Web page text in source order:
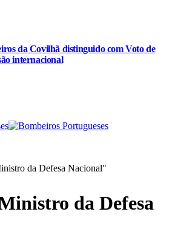
da Covilhã distinguido com Voto de
internacional
da Defesa Nacional"
da Defesa